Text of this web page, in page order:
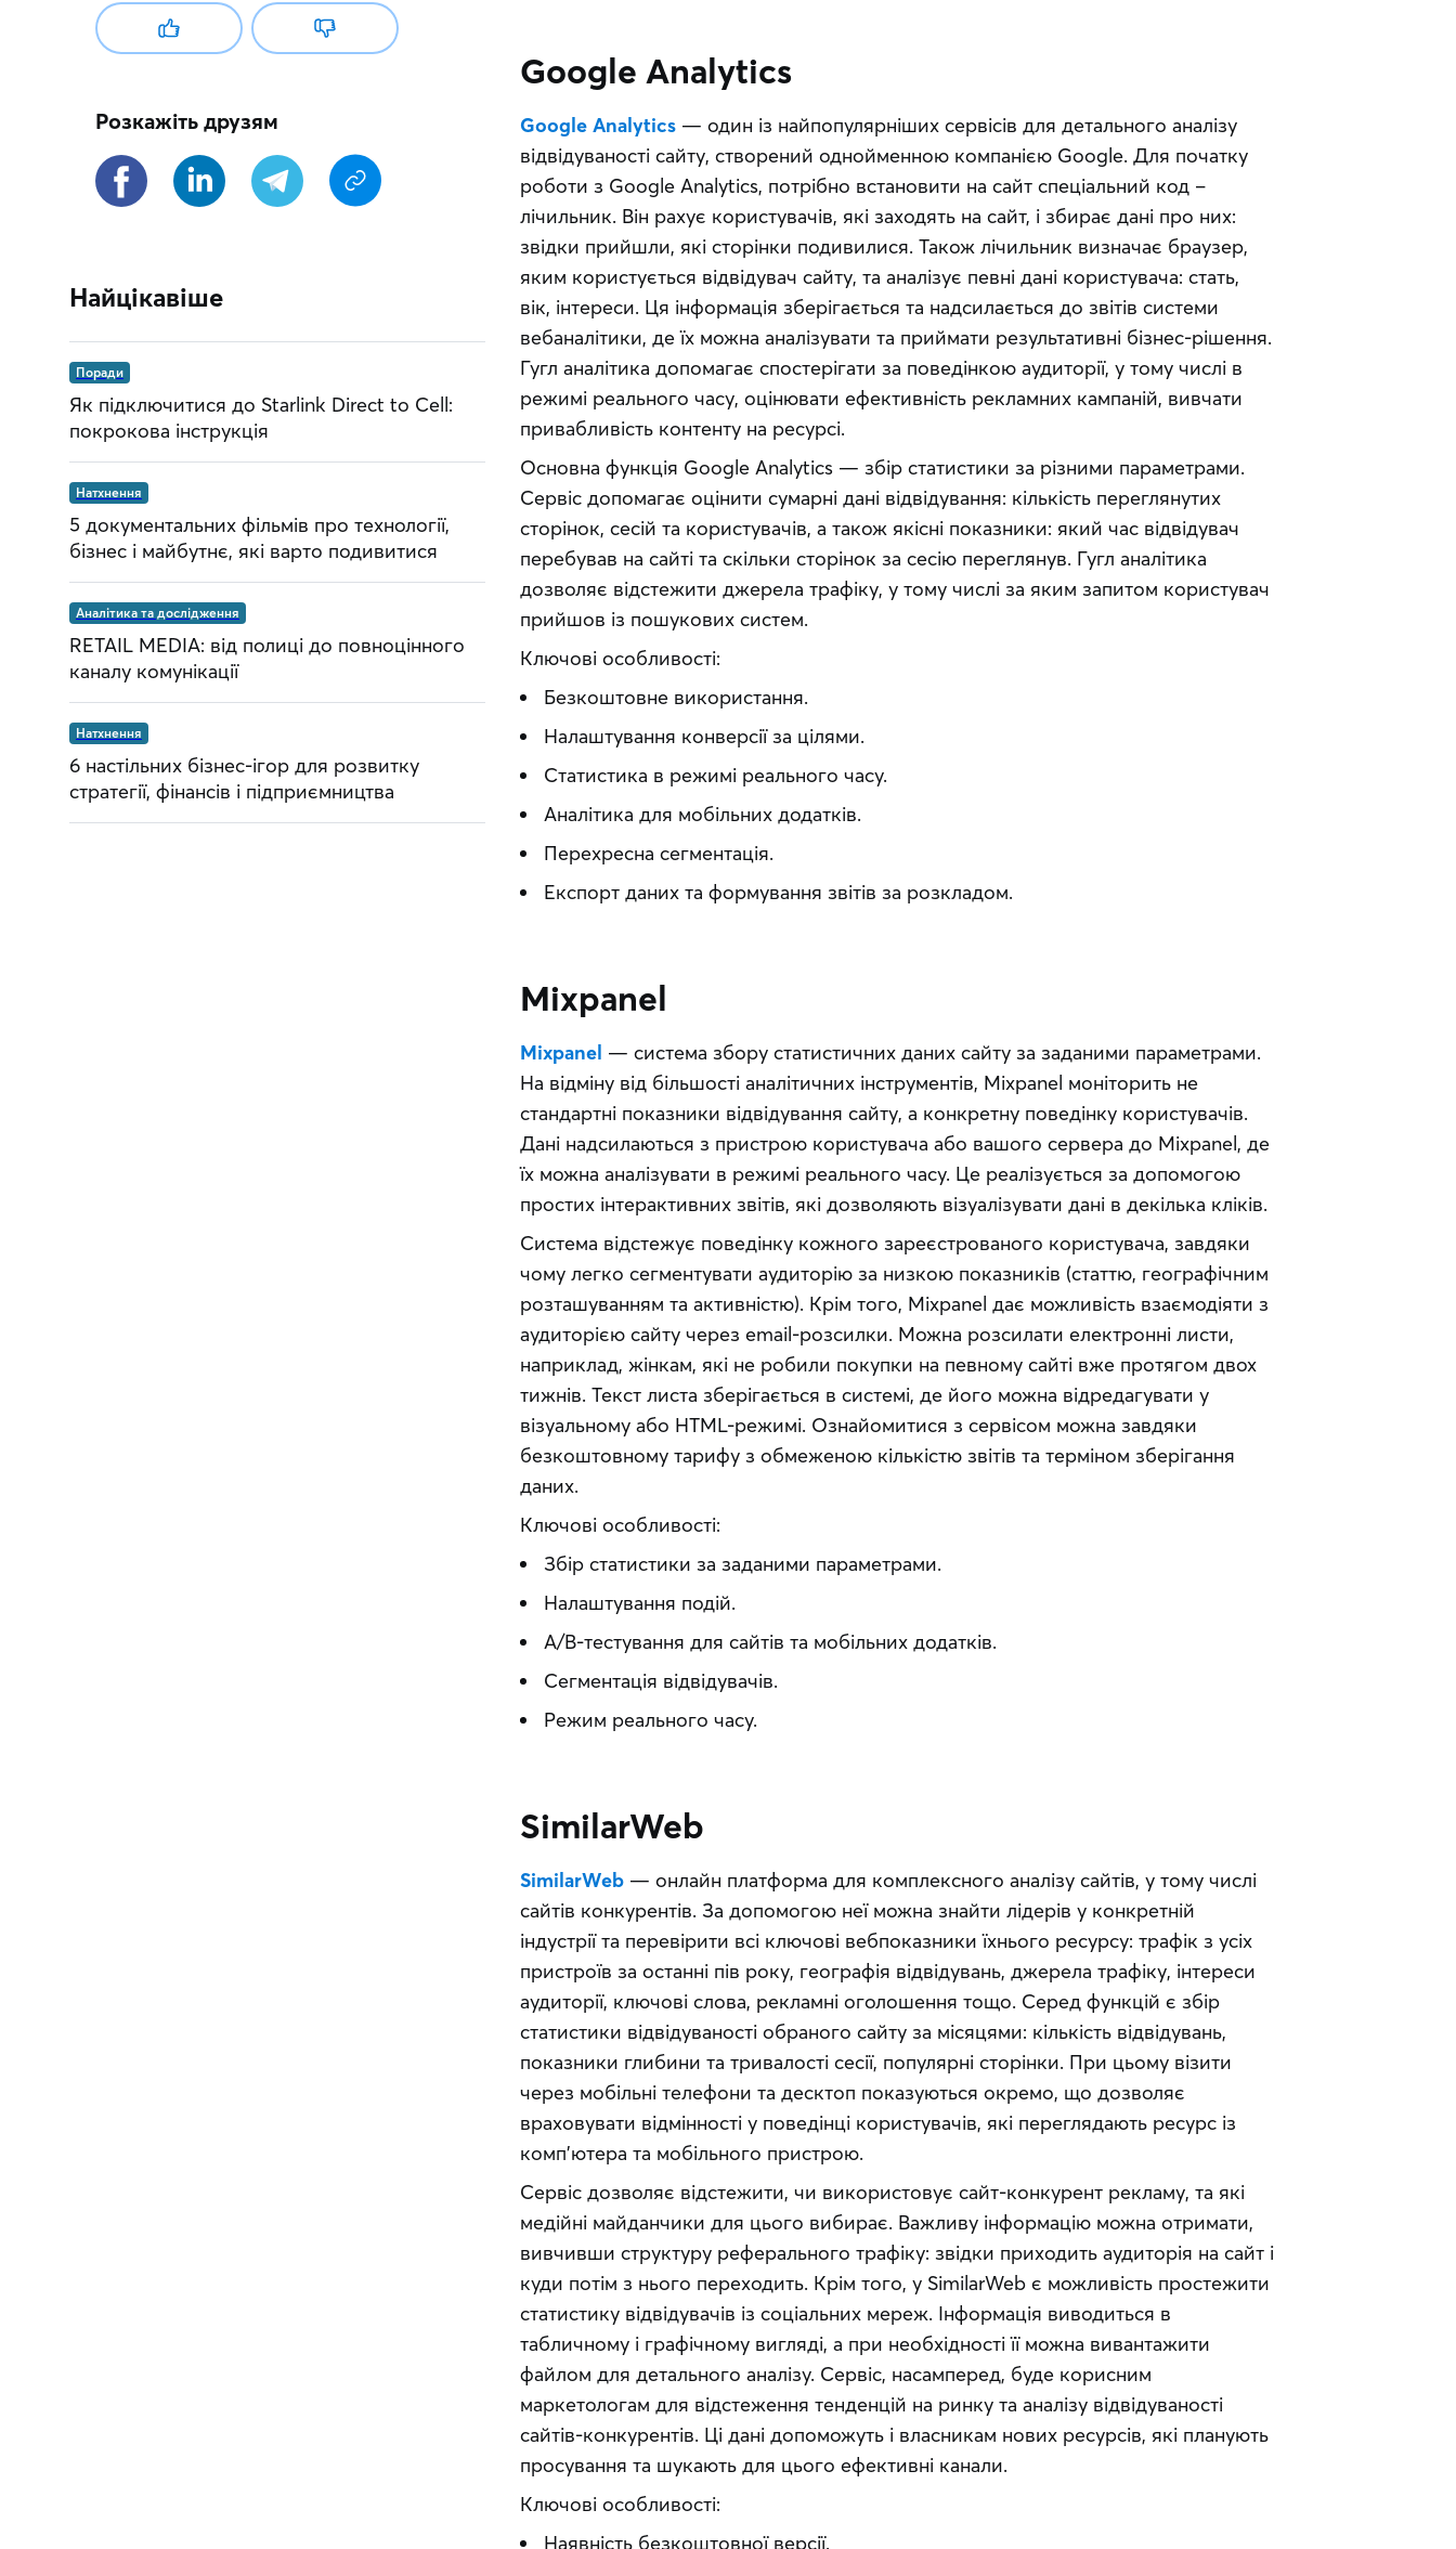
Google Analytics
Google Analytics — один із найпопулярніших сервісів для детального аналізу
відвідуваності сайту, створений однойменною компанією Google. Для початку
роботи з Google Analytics, потрібно встановити на сайт спеціальний код –
лічильник. Він рахує користувачів, які заходять на сайт, і збирає дані про них:
звідки прийшли, які сторінки подивилися. Також лічильник визначає браузер,
яким користується відвідувач сайту, та аналізує певні дані користувача: стать,
вік, інтереси. Ця інформація зберігається та надсилається до звітів системи
вебаналітики, де їх можна аналізувати та приймати результативні бізнес-рішення.
Гугл аналітика допомагає спостерігати за поведінкою аудиторії, у тому числі в
режимі реального часу, оцінювати ефективність рекламних кампаній, вивчати
привабливість контенту на ресурсі.
Основна функція Google Analytics — збір статистики за різними параметрами.
Сервіс допомагає оцінити сумарні дані відвідування: кількість переглянутих
сторінок, сесій та користувачів, а також якісні показники: який час відвідувач
перебував на сайті та скільки сторінок за сесію переглянув. Гугл аналітика
дозволяє відстежити джерела трафіку, у тому числі за яким запитом користувач
прийшов із пошукових систем.
Ключові особливості:
Безкоштовне використання.
Налаштування конверсії за цілями.
Статистика в режимі реального часу.
Аналітика для мобільних додатків.
Перехресна сегментація.
Експорт даних та формування звітів за розкладом.
Mixpanel
Mixpanel — система збору статистичних даних сайту за заданими параметрами.
На відміну від більшості аналітичних інструментів, Mixpanel моніторить не
стандартні показники відвідування сайту, а конкретну поведінку користувачів.
Дані надсилаються з пристрою користувача або вашого сервера до Mixpanel, де
їх можна аналізувати в режимі реального часу. Це реалізується за допомогою
простих інтерактивних звітів, які дозволяють візуалізувати дані в декілька кліків.
Система відстежує поведінку кожного зареєстрованого користувача, завдяки
чому легко сегментувати аудиторію за низкою показників (статтю, географічним
розташуванням та активністю). Крім того, Mixpanel дає можливість взаємодіяти з
аудиторією сайту через email-розсилки. Можна розсилати електронні листи,
наприклад, жінкам, які не робили покупки на певному сайті вже протягом двох
тижнів. Текст листа зберігається в системі, де його можна відредагувати у
візуальному або HTML-режимі. Ознайомитися з сервісом можна завдяки
безкоштовному тарифу з обмеженою кількістю звітів та терміном зберігання
даних.
Ключові особливості:
Збір статистики за заданими параметрами.
Налаштування подій.
A/B-тестування для сайтів та мобільних додатків.
Сегментація відвідувачів.
Режим реального часу.
SimilarWeb
SimilarWeb — онлайн платформа для комплексного аналізу сайтів, у тому числі
сайтів конкурентів. За допомогою неї можна знайти лідерів у конкретній
індустрії та перевірити всі ключові вебпоказники їхнього ресурсу: трафік з усіх
пристроїв за останні пів року, географія відвідувань, джерела трафіку, інтереси
аудиторії, ключові слова, рекламні оголошення тощо. Серед функцій є збір
статистики відвідуваності обраного сайту за місяцями: кількість відвідувань,
показники глибини та тривалості сесії, популярні сторінки. При цьому візити
через мобільні телефони та десктоп показуються окремо, що дозволяє
враховувати відмінності у поведінці користувачів, які переглядають ресурс із
комп’ютера та мобільного пристрою.
Сервіс дозволяє відстежити, чи використовує сайт-конкурент рекламу, та які
медійні майданчики для цього вибирає. Важливу інформацію можна отримати,
вивчивши структуру реферального трафіку: звідки приходить аудиторія на сайт і
куди потім з нього переходить. Крім того, у SimilarWeb є можливість простежити
статистику відвідувачів із соціальних мереж. Інформація виводиться в
табличному і графічному вигляді, а при необхідності її можна вивантажити
файлом для детального аналізу. Сервіс, насамперед, буде корисним
маркетологам для відстеження тенденцій на ринку та аналізу відвідуваності
сайтів-конкурентів. Ці дані допоможуть і власникам нових ресурсів, які планують
просування та шукають для цього ефективні канали.
Ключові особливості:
Наявність безкоштовної версії.
Розкажіть друзям
Найцікавіше
Поради
Як підключитися до Starlink Direct to Cell:
покрокова інструкція
Натхнення
5 документальних фільмів про технології,
бізнес і майбутнє, які варто подивитися
Аналітика та дослідження
RETAIL MEDIA: від полиці до повноцінного
каналу комунікації
Натхнення
6 настільних бізнес-ігор для розвитку
стратегії, фінансів і підприємництва